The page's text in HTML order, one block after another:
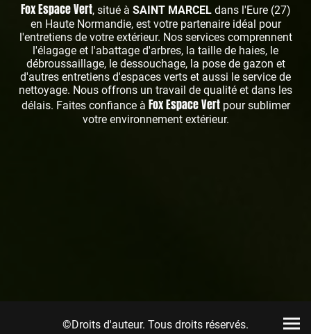
Fox Espace Vert, situé à SAINT MARCELdans l'Eure (27)
en Haute Normandie, est votre partenaire idéal pour
l'entretiens de votre extérieur. Nos services comprennent
l'élagage et l'abattage d'arbres, la taille de haies, le
débroussaillage, le dessouchage, la pose de gazon et
d'autres entretiens d'espaces verts et aussi le service de
nettoyage. Nous offrons un travail de qualité et dans les
délais. Faites confiance à Fox Espace Vertpour sublimer
votre environnement extérieur.
©Droits d'auteur. Tous droits réservés.